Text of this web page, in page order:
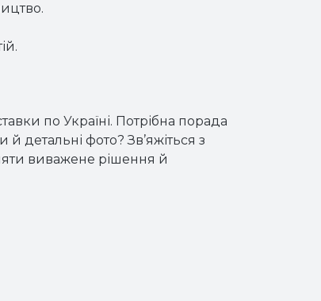
по Україні. Потрібна порада
детальні фото? Зв’яжіться з
виважене рішення й